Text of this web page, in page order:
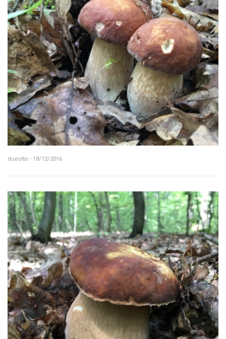
dueotto - 18/12/2016